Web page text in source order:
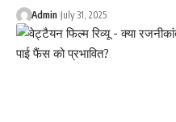
Admin July 31, 2025